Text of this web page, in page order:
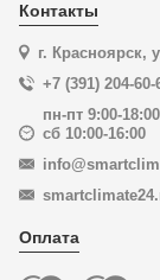
Контакты
г. Красноярск,
+7 (391) 204-60-
пн-пт 9:00-18:00
сб 10:00-16:00
Оплата